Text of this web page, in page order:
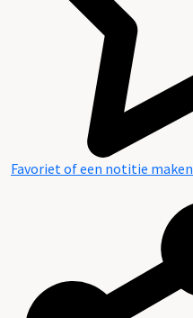
Favoriet of een notitie maken